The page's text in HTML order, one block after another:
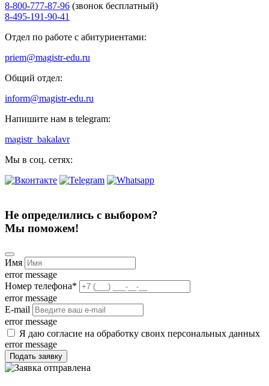
8-800-777-87-96 (звонок бесплатный)
8-495-191-90-41
Отдел по работе с абитуриентами:
priem@magistr-edu.ru
Общий отдел:
inform@magistr-edu.ru
Напишите нам в telegram:
magistr_bakalavr
Мы в соц. сетях:
Не определились с выбором?
Мы поможем!
Имя
error message
Номер телефона*
error message
E-mail
error message
Я даю согласие на обработку своих персональных данных
error message
Подать заявку